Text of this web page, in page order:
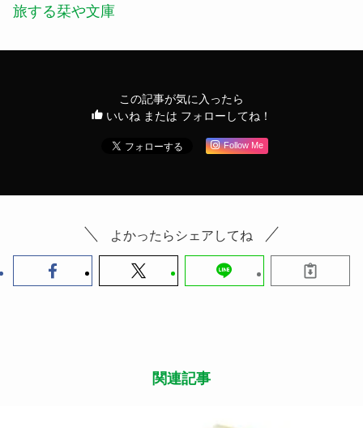
旅する栞や文庫
この記事が気に入ったら
いいね または フォローしてね！
Follow Me
よかったらシェアしてね
関連記事